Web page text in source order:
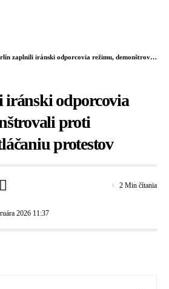
zaplnili iránski odporcovia režimu, demonštrovali proti krvavému potláčaniu protestov
odporcovia
proti
protestov
2026 11:37
2 Min čítania